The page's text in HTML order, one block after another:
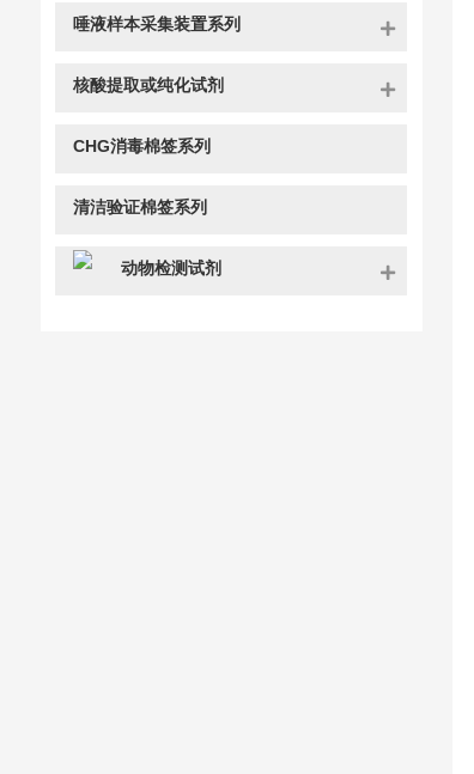
唾液样本采集装置系列
核酸提取或纯化试剂
CHG消毒棉签系列
清洁验证棉签系列
动物检测试剂